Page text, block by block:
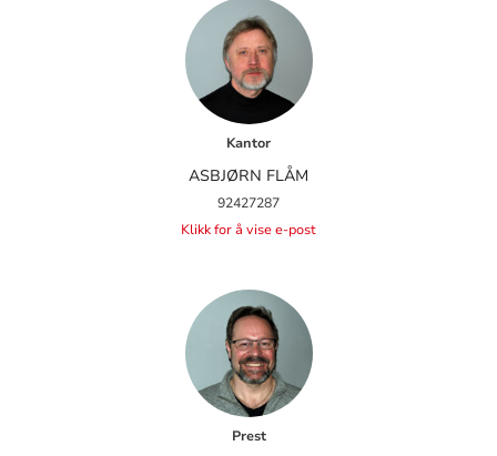
Kantor
ASBJØRN FLÅM
92427287
Klikk for å vise e-post
Prest